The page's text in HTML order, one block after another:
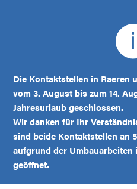
Die Kontaktstellen in Raeren
vom 3. August bis zum 14.
Jahresurlaub geschlossen.
Wir danken für Ihr
sind beide Kontaktstellen an
aufgrund der Umbauarbeiten
geöffnet.